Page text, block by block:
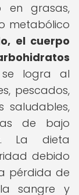
en grasas,
metabólico
el cuerpo
se logra al
pescados,
saludables,
de bajo
La dieta
debido
pérdida de
sangre y